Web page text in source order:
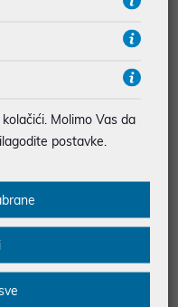
Pro 15 Essential Core 3 100
16GB/512GBSSD/I
rezolucije: Full HD
16GB
512GB
Integrirana
sustav: Linux
Molimo Vas da
postavke.